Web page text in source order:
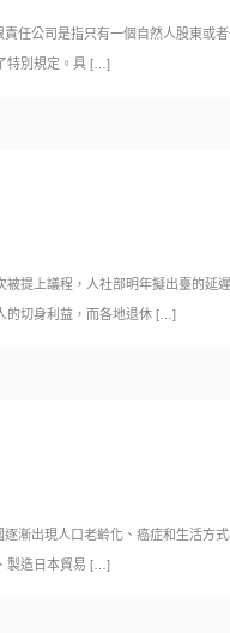
任公司是指只有一個自然人股東或
特別規定。具 […]
提上議程，人社部明年擬出臺的
的切身利益，而各地退休 […]
漸出現人口老齡化、癌症和生活方
製造日本貿易 […]